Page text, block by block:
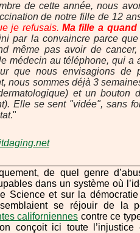
de cette année, nous
de notre fille de 12
je refusais. Ma fille a quand
par la convaincre parce
même pas avoir de
médecin au téléphone, qui a
que nous envisagions de
nous sommes déjà 3
et un bouton
Elle se sent "vidée", sans
."
de quel genre
dans un système où
Science et sur la
se réjouir de la
californiennes contre ce
conçoit ici toute